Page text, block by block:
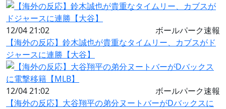
12/04 21:02
ボールパーク速報
【海外の反応】鈴木誠也が貴重なタイムリー、カブスがド
ジャースに連勝【大谷】
12/04 21:02
ボールパーク速報
【海外の反応】大谷翔平の弟分ヌートバーがDバックスに